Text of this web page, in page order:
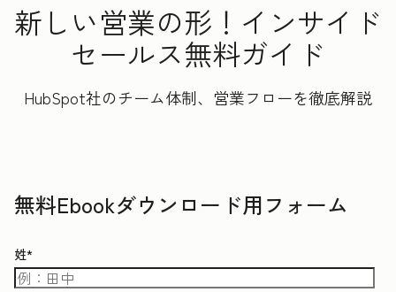
新しい営業の形！インサイド
セールス無料ガイド
HubSpot社のチーム体制、営業フローを徹底解説
無料Ebookダウンロード用フォーム
姓*